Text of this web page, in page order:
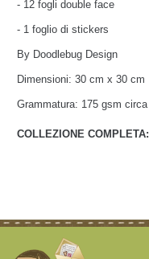
- 12 fogli double face
- 1 foglio di stickers
By Doodlebug Design
Dimensioni: 30 cm x 30 cm
Grammatura: 175 gsm circa
COLLEZIONE COMPLETA: